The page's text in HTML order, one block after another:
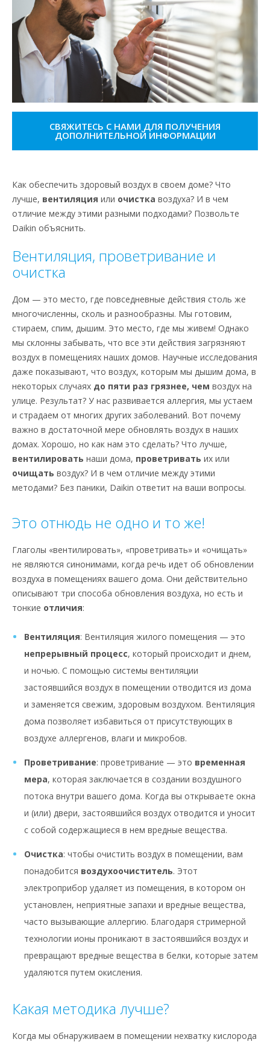
СВЯЖИТЕСЬ С НАМИ ДЛЯ ПОЛУЧЕНИЯ
ДОПОЛНИТЕЛЬНОЙ ИНФОРМАЦИИ
Как обеспечить здоровый воздух в своем доме? Что
лучше, вентиляция или очистка воздуха? И в чем
отличие между этими разными подходами? Позвольте
Daikin объяснить.
Вентиляция, проветривание и
очистка
Дом — это место, где повседневные действия столь же
многочисленны, сколь и разнообразны. Мы готовим,
стираем, спим, дышим. Это место, где мы живем! Однако
мы склонны забывать, что все эти действия загрязняют
воздух в помещениях наших домов. Научные исследования
даже показывают, что воздух, которым мы дышим дома, в
некоторых случаях до пяти раз грязнее, чем воздух на
улице. Результат? У нас развивается аллергия, мы устаем
и страдаем от многих других заболеваний. Вот почему
важно в достаточной мере обновлять воздух в наших
домах. Хорошо, но как нам это сделать? Что лучше,
вентилировать наши дома, проветривать их или
очищать воздух? И в чем отличие между этими
методами? Без паники, Daikin ответит на ваши вопросы.
Это отнюдь не одно и то же!
Глаголы «вентилировать», «проветривать» и «очищать»
не являются синонимами, когда речь идет об обновлении
воздуха в помещениях вашего дома. Они действительно
описывают три способа обновления воздуха, но есть и
тонкие отличия:
Вентиляция: Вентиляция жилого помещения — это
непрерывный процесс, который происходит и днем,
и ночью. С помощью системы вентиляции
застоявшийся воздух в помещении отводится из дома
и заменяется свежим, здоровым воздухом. Вентиляция
дома позволяет избавиться от присутствующих в
воздухе аллергенов, влаги и микробов.
Проветривание: проветривание — это временная
мера, которая заключается в создании воздушного
потока внутри вашего дома. Когда вы открываете окна
и (или) двери, застоявшийся воздух отводится и уносит
с собой содержащиеся в нем вредные вещества.
Очистка: чтобы очистить воздух в помещении, вам
понадобится воздухоочиститель. Этот
электроприбор удаляет из помещения, в котором он
установлен, неприятные запахи и вредные вещества,
часто вызывающие аллергию. Благодаря стримерной
технологии ионы проникают в застоявшийся воздух и
превращают вредные вещества в белки, которые затем
удаляются путем окисления.
Какая методика лучше?
Когда мы обнаруживаем в помещении нехватку кислорода